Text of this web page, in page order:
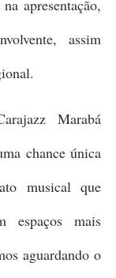
apresentação,
assim
Marabá
chance única
musical que
espaços mais
aguardando o